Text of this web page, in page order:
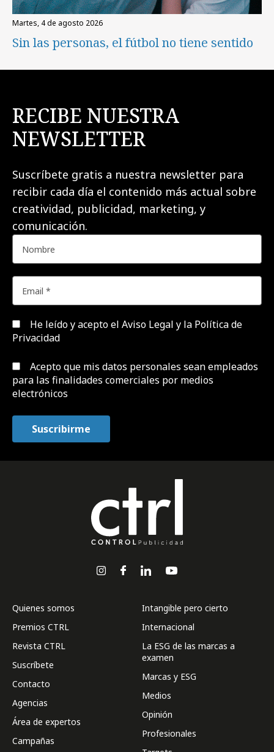
martes, 4 de agosto 2026
Sin las personas, el fútbol no tiene sentido
RECIBE NUESTRA
NEWSLETTER
Suscríbete gratis a nuestra newsletter para
recibir cada día el contenido más actual sobre
creatividad, publicidad, marketing, y
comunicación.
He leído y acepto el Aviso Legal y la Política de
Privacidad
Acepto que mis datos personales sean empleados
para las finalidades comerciales por medios
electrónicos
Quienes somos
Premios CTRL
Revista CTRL
Suscríbete
Contacto
Agencias
Área de expertos
Campañas
Intangible pero cierto
Internacional
La ESG de las marcas a
examen
Marcas y ESG
Medios
Opinión
Profesionales